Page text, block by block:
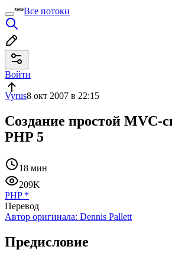
Все потоки
Войти
Vyrus8 окт 2007 в 22:15
Создание простой MVC-
PHP 5
18 мин
209K
PHP*
Перевод
Автор оригинала: Dennis Pallett
Предисловие